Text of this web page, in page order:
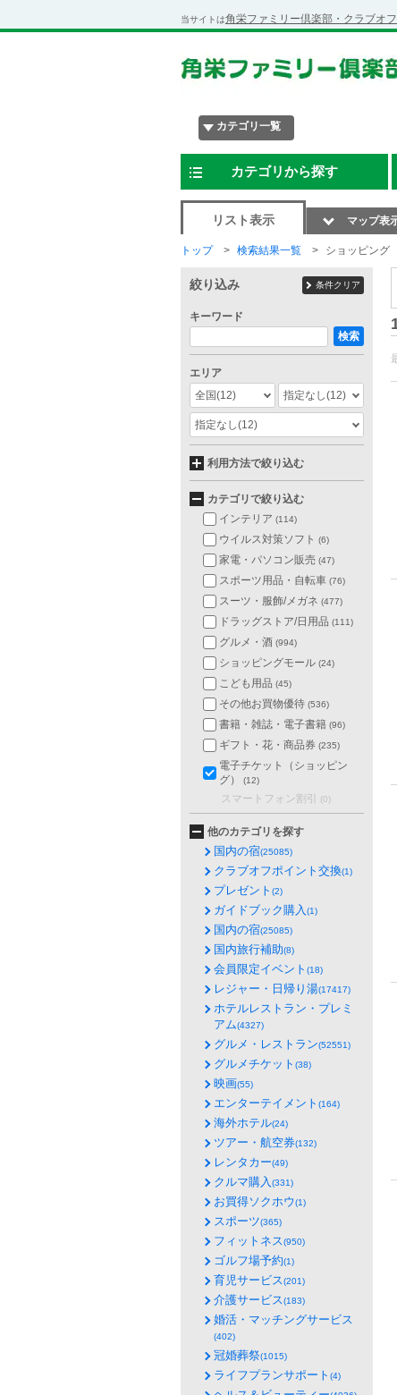
当サイトは角栄ファミリー倶楽部・クラブオフ
カテゴリ一覧
カテゴリから探す
リスト表示 マップ表
トップ 検索結果一覧 ショッピング
絞り込み 条件クリア
キーワード
検索
エリア
全国(12) 指定なし(12)
指定なし(12)
利用方法で絞り込む
カテゴリで絞り込む
インテリア (114)
ウイルス対策ソフト (6)
家電・パソコン販売 (47)
スポーツ用品・自転車 (76)
スーツ・服飾/メガネ (477)
ドラッグストア/日用品 (111)
グルメ・酒 (994)
ショッピングモール (24)
こども用品 (45)
その他お買物優待 (536)
書籍・雑誌・電子書籍 (96)
ギフト・花・商品券 (235)
電子チケット（ショッピン
グ）
(12)
スマートフォン割引 (0)
他のカテゴリを探す
国内の宿(25085)
クラブオフポイント交換(1)
プレゼント (2)
ガイドブック購入 (1)
国内の宿(25085)
国内旅行補助(8)
会員限定イベント (18)
レジャー・日帰り湯(17417)
ホテルレストラン・プレミ
アム(4327)
グルメ・レストラン(52551)
グルメチケット (38)
映画(55)
エンターテイメント (164)
海外ホテル(24)
ツアー・航空券(132)
レンタカー(49)
クルマ購入 (331)
お買得ソクホウ(1)
スポーツ(365)
フィットネス(950)
ゴルフ場予約(1)
育児サービス(201)
介護サービス(183)
婚活・マッチングサービス
(402)
冠婚葬祭(1015)
ライフプランサポート (4)